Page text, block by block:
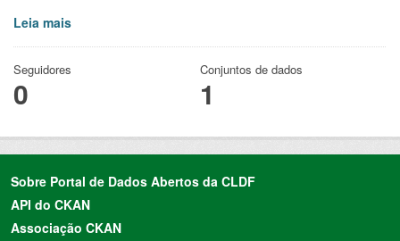
Leia mais
Seguidores
0
Conjuntos de dados
1
Sobre Portal de Dados Abertos da CLDF
API do CKAN
Associação CKAN